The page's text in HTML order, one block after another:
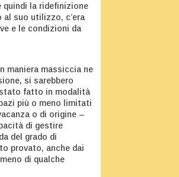
quindi la ridefinizione
suo utilizzo, c’era
e le condizioni da
maniera massiccia ne
si sarebbero
fatto in modalità
più o meno limitati
o di origine –
di gestire
del grado di
provato, anche dai
di qualche